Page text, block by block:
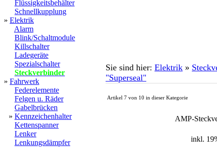
Flüssigkeitsbehälter
Schnellkupplung
» Elektrik
Alarm
Blink/Schaltmodule
Killschalter
Ladegeräte
Spezialschalter
Steckverbinder
» Fahrwerk
Federelemente
Felgen u. Räder
Gabelbrücken
» Kennzeichenhalter
Kettenspanner
Lenker
Lenkungsdämpfer
Sie sind hier: Elektrik »
"Superseal"
Artikel 7 von 10 in dieser Kategorie
AMP-
inkl.